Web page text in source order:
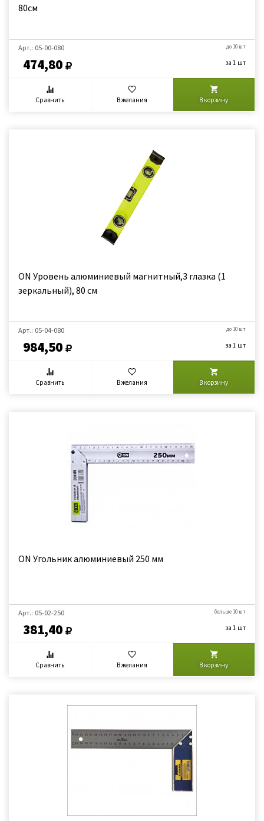
80см
Арт.: 05-00-080
474,80
до 10 шт
за 1 шт
Сравнить В желания В корзину
ON Уровень алюминиевый магнитный,3 глазка (1
зеркальный), 80 см
Арт.: 05-04-080
984,50
до 10 шт
за 1 шт
Сравнить В желания В корзину
ON Угольник алюминиевый 250 мм
Арт.: 05-02-250
381,40
больше 10 шт
за 1 шт
Сравнить В желания В корзину